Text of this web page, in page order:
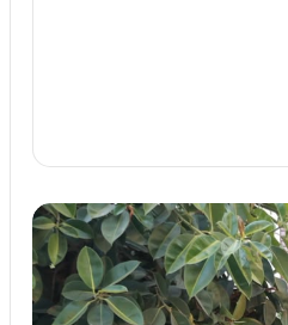
المشروعات الصغيرة
والفكين
يوافق على إنشاء منطقة
مشروع “البروج” بامتداد